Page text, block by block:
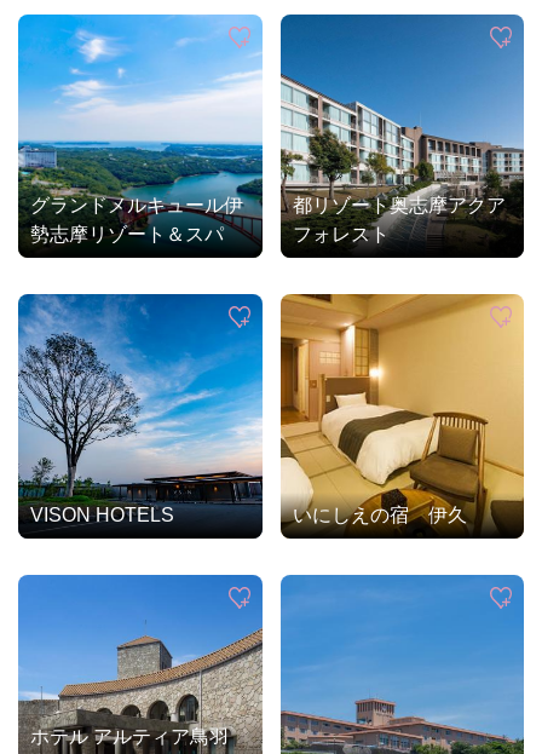
グランドメルキュール伊
勢志摩リゾート＆スパ
都リゾート奥志摩アクア
フォレスト
VISON HOTELS いにしえの宿 伊久
ホテル アルティア鳥羽